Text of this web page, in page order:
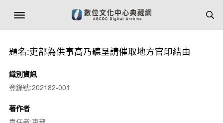
題名:吏部為供事高乃聽呈請催取地方官印結由
識別資訊
登錄號:202182-001
著作者